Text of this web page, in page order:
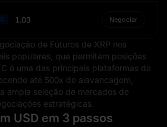
1.03 Negociar
de Futuros de XRP nos
populares, que permitem posições
é uma das principais plataformas de
até 500x de alavancagem,
ampla seleção de mercados de
estratégicas.
USD em 3 passos